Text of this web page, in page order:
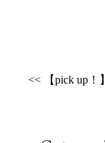
<< 【pick up！